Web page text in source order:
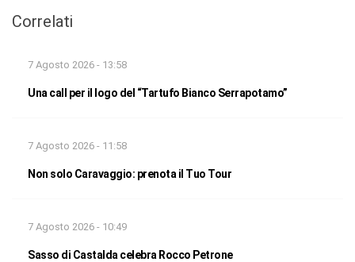
Correlati
7 Agosto 2026 - 13:58
Una call per il logo del “Tartufo Bianco Serrapotamo”
7 Agosto 2026 - 11:58
Non solo Caravaggio: prenota il Tuo Tour
7 Agosto 2026 - 10:49
Sasso di Castalda celebra Rocco Petrone